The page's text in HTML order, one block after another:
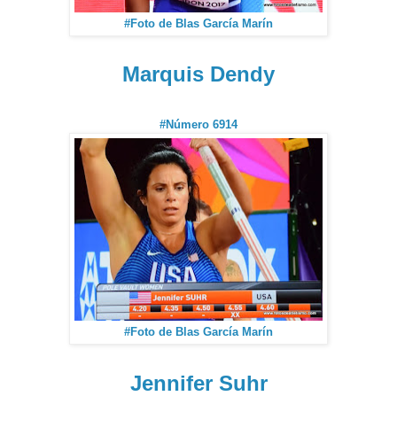
#Foto de Blas García Marín
Marquis Dendy
#Número 6914
#Foto de Blas García Marín
Jennifer Suhr